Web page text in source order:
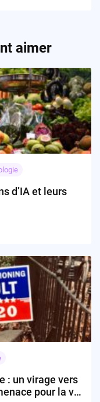
aimer
d’IA et leurs
: un virage vers
pour la vie